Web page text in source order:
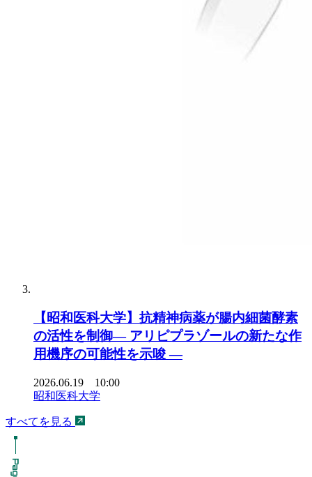
【昭和医科大学】抗精神病薬が腸内細菌酵素
の活性を制御― アリピプラゾールの新たな作
用機序の可能性を示唆 ―
2026.06.19 10:00
昭和医科大学
すべてを見る